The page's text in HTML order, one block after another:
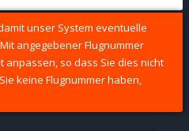
unser System eventuelle
angegebener Flugnummer
anpassen, so dass Sie dies nicht
keine Flugnummer haben,